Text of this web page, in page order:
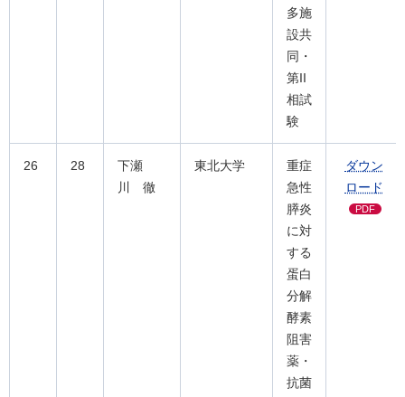
多施
設共
同・
第II
相試
験
26 28
下瀬
川 徹
東北大学
重症
急性
膵炎
に対
する
蛋白
分解
酵素
阻害
薬・
抗菌
ダウン
ロード
PDF